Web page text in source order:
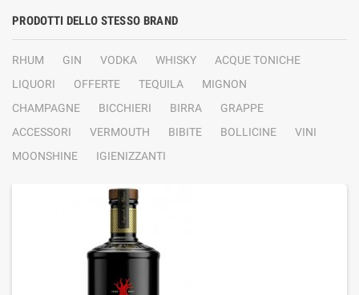
PRODOTTI DELLO STESSO BRAND
RHUM GIN VODKA WHISKY
ACQUE TONICHE
LIQUORI
OFFERTE TEQUILA
MIGNON
CHAMPAGNE
BICCHIERI BIRRA
GRAPPE
ACCESSORI
VERMOUTH BIBITE BOLLICINE
VINI
MOONSHINE
IGIENIZZANTI